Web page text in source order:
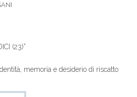
(23)”
memoria e desiderio di riscatto